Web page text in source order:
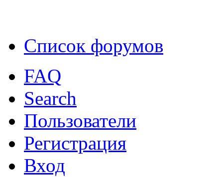
Список форумов
FAQ
Search
Пользователи
Регистрация
Вход